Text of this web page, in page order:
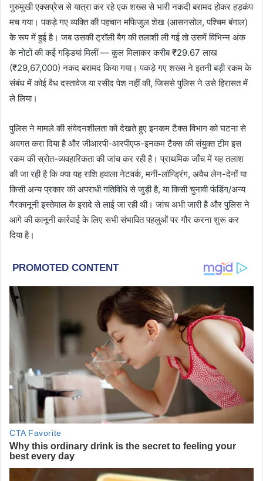
गुरुमुखी एक्सप्रेस से यात्रा कर रहे एक शख्स से भारी नकदी बरामद होकर हड़कंप
मच गया। पकड़े गए व्यक्ति की पहचान मफिजुल शेख (आसनसोल, पश्चिम बंगाल)
के रूप में हुई है। जब उसकी ट्रॉली बैग की तलाशी ली गई तो उसमें विभिन्न अंक
के नोटों की कई गड्डियां मिलीं — कुल मिलाकर करीब ₹29.67 लाख
(₹29,67,000) नकद बरामद किया गया। पकड़े गए शख्स ने इतनी बड़ी रकम के
संबंध में कोई वैध दस्तावेज या रसीद पेश नहीं की, जिससे पुलिस ने उसे हिरासत में
ले लिया।
पुलिस ने मामले की संवेदनशीलता को देखते हुए इनकम टैक्स विभाग को घटना से
अवगत करा दिया है और जीआरपी-आरपीएफ-इनकम टैक्स की संयुक्त टीम इस
रकम की स्रोत-व्यवहारिकता की जांच कर रही है। प्राथमिक जाँच में यह तलाश
की जा रही है कि क्या यह राशि हवाला नेटवर्क, मनी-लॉन्ड्रिंग, अवैध लेन-देनों या
किसी अन्य प्रकार की अपराधी गतिविधि से जुड़ी है, या किसी चुनावी फंडिंग/अन्य
गैरकानूनी इस्तेमाल के इरादे से लाई जा रही थी। जांच अभी जारी है और पुलिस ने
आगे की कानूनी कार्रवाई के लिए सभी संभावित पहलुओं पर गौर करना शुरू कर
दिया है।